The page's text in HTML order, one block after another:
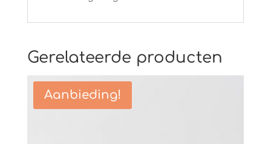
Gerelateerde producten
Aanbieding!